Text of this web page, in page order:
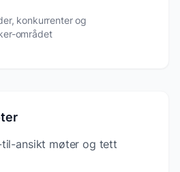
konkurrenter og
området
ansikt møter og tett